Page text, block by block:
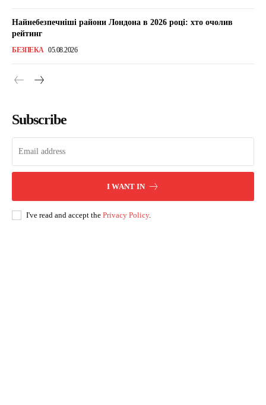
Найнебезпечніші райони Лондона в 2026 році: хто очолив
рейтинг
БЕЗПЕКА 05.08.2026
Subscribe
I WANT IN
I've read and accept the Privacy Policy.